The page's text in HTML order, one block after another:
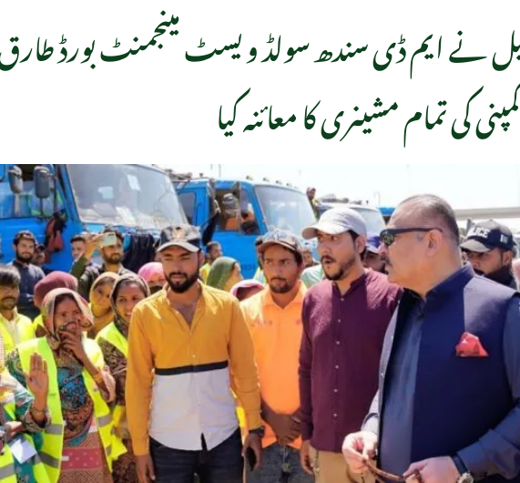
نے ایم ڈی سندھ سولڈ ویسٹ مینجمنٹ بورڈ طارق
کی تمام مشینری کا معائنہ کیا